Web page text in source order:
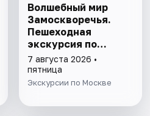
Волшебный мир
Замоскворечья.
Пешеходная
экскурсия по
Москве
7 августа 2026 •
пятница
Экскурсии по Москве